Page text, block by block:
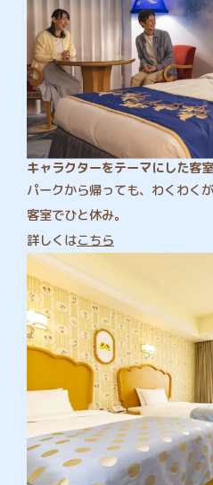
キャラクターをテーマにした客室
パークから帰っても、わくわく
客室でひと休み。
詳しくはこちら